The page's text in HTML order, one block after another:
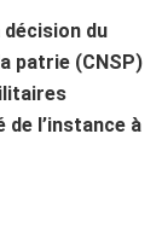
du
patrie (CNSP)
l’instance à